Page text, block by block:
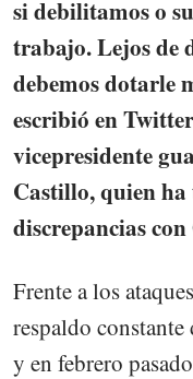
si debilitamos o
trabajo. Lejos de
debemos dotarle
escribió en
vicepresidente
Castillo, quien
discrepancias
Frente a los
respaldo
y en febrero